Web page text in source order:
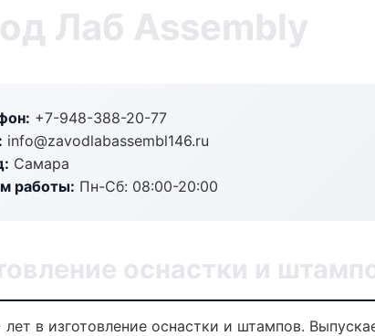
Лаб Assembly
+7-948-388-20-77
info@zavodlabassembl146.ru
Самара
работы: Пн-Сб: 08:00-20:00
оснастки и
лет в изготовление оснастки и штампов.